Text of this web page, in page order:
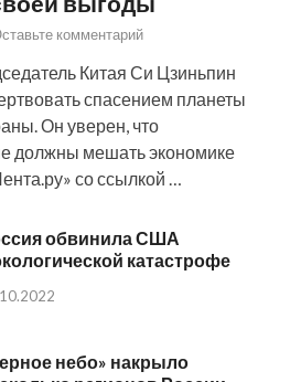
комментарий
Китая Си Цзиньпин
спасением планеты
Он уверен, что
должны мешать экономике
со ссылкой …
обвинила США
катастрофе
небо» накрыло